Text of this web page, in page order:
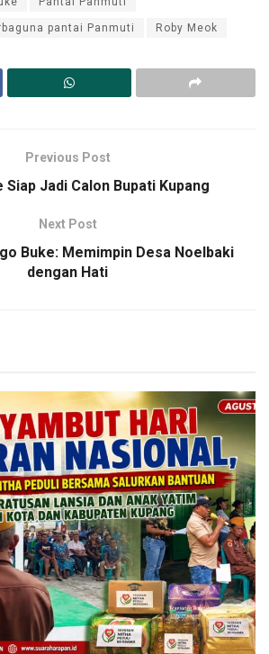
pantai Panmuti Roby Meok
Previous Post
Jadi Calon Bupati Kupang
Next Post
Buke: Memimpin Desa Noelbaki
dengan Hati